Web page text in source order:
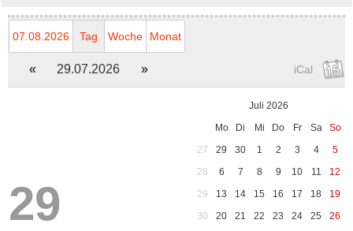
07.08.2026 Tag Woche Monat
« 29.07.2026 » iCal
29
Juli 2026
Mo
Di Mi Do Fr Sa
So
27
29 30 1 2 3 4
5
28
6 7 8 9 10 11
12
29
13 14 15 16 17 18
19
30
20 21 22 23 24 25
26